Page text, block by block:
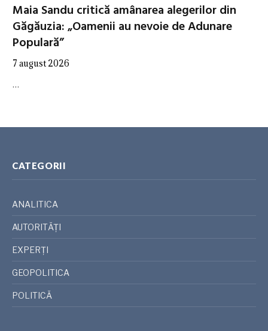
Maia Sandu critică amânarea alegerilor din
Găgăuzia: „Oamenii au nevoie de Adunare
Populară”
7 august 2026
…
CATEGORII
ANALITICA
AUTORITĂȚI
EXPERȚI
GEOPOLITICA
POLITICĂ